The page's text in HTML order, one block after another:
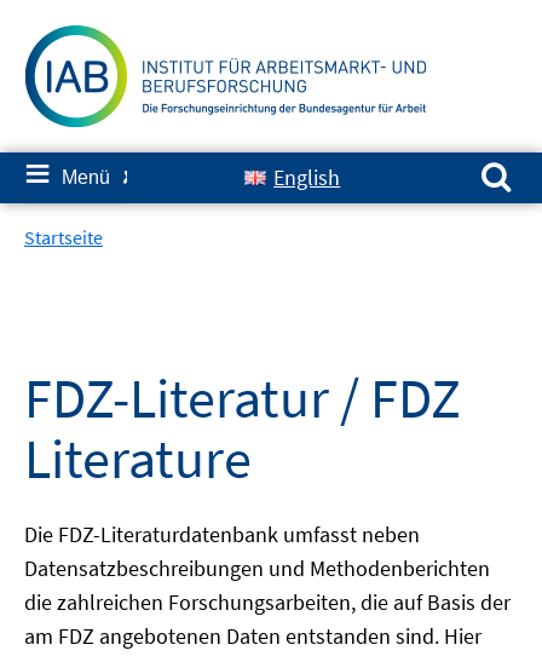
zum
Inhalt
≡ Menü ✘ English
Suchen nach:
Startseite
FDZ-Literatur / FDZ
Literature
Die FDZ-Literaturdatenbank umfasst neben
Datensatzbeschreibungen und Methodenberichten
die zahlreichen Forschungsarbeiten, die auf Basis der
am FDZ angebotenen Daten entstanden sind. Hier